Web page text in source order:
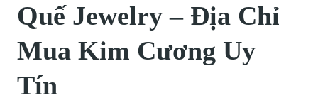
Quế Jewelry – Địa Chỉ
Mua Kim Cương Uy
Tín